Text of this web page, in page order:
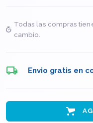
Todas las compras
cambio.
Envio gratis en